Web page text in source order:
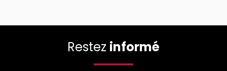
Restez informé